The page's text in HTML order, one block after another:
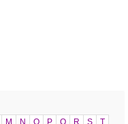
M N O P Q R S
T